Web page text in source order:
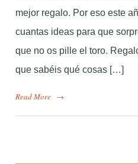
mejor regalo. Por eso este
cuantas ideas para que
que no os pille el toro.
que sabéis qué cosas […]
Read More →